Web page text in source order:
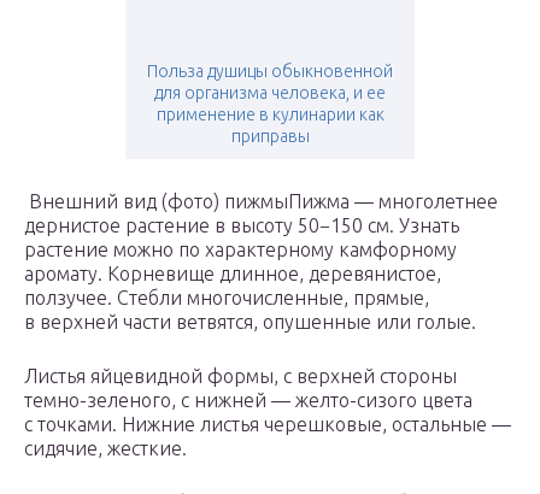
Польза душицы обыкновенной
для организма человека, и ее
применение в кулинарии как
приправы
Внешний вид (фото) пижмыПижма — многолетнее
дернистое растение в высоту 50−150 см. Узнать
растение можно по характерному камфорному
аромату. Корневище длинное, деревянистое,
ползучее. Стебли многочисленные, прямые,
в верхней части ветвятся, опушенные или голые.
Листья яйцевидной формы, с верхней стороны
темно-зеленого, с нижней — желто-сизого цвета
с точками. Нижние листья черешковые, остальные —
сидячие, жесткие.